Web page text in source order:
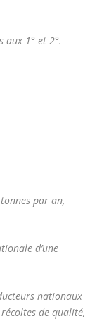
aux 1° et 2°.
par an,
d’une
nationaux
de qualité,